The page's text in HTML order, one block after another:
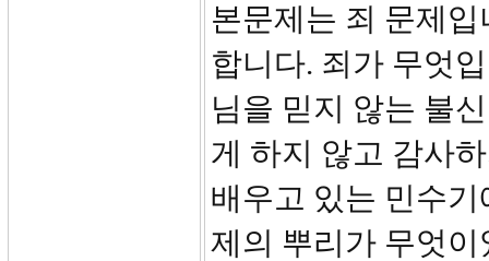
본문제는 죄 문제
합니다. 죄가 무엇
님을 믿지 않는 불
게 하지 않고 감사
배우고 있는 민수
제의 뿌리가 무엇